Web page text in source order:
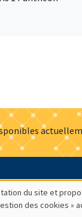
Presse
du site et
des cookies »